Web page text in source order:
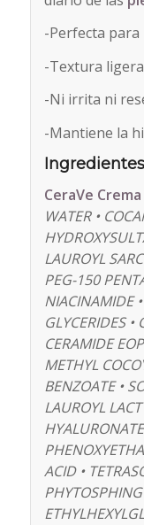
-Perfecta para
-Textura
-Ni irrita ni
-Mantiene la
Ingredientes
CeraVe
WATER •
LAUROYL
PEG-150
NIACINAMIDE
GLYCERIDES •
CERAMIDE
METHYL
BENZOATE •
LAUROYL
ACID •